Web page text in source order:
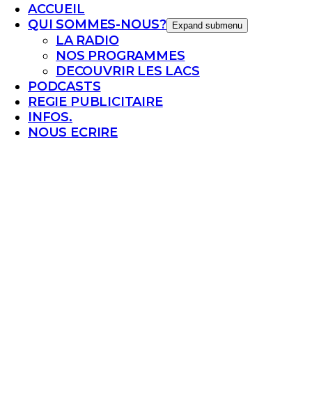
ACCUEIL
QUI SOMMES-NOUS?
Expand submenu
LA RADIO
NOS PROGRAMMES
DECOUVRIR LES LACS
PODCASTS
REGIE PUBLICITAIRE
INFOS.
NOUS ECRIRE